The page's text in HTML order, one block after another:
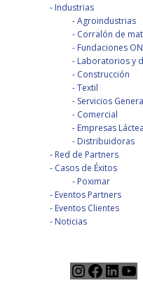
Industrias
Agroindustrias
Corralón de
Fundaciones
Laboratorios y
Construcción
Textil
Servicios
Comercial
Empresas
Distribuidoras
Red de Partners
Casos de Éxitos
Poximar
Eventos Partners
Eventos Clientes
Noticias
Instagram
Facebook